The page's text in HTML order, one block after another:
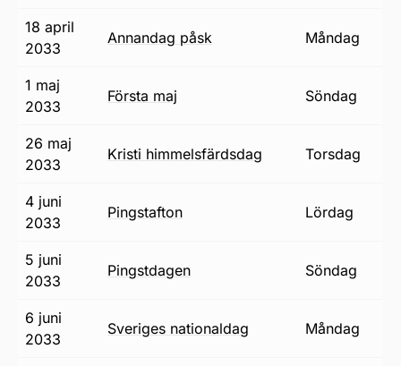
18 april
2033
annandag påsk måndag
1 maj
2033
första maj söndag
26 maj
2033
Kristi himmelsfärdsdag torsdag
4 juni
2033
pingstafton lördag
5 juni
2033
pingstdagen söndag
6 juni
2033
Sveriges nationaldag måndag